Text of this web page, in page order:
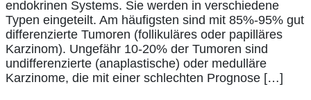
endokrinen Systems. Sie werden in verschiedene
Typen eingeteilt. Am häufigsten sind mit 85%-95% gut
differenzierte Tumoren (follikuläres oder papilläres
Karzinom). Ungefähr 10-20% der Tumoren sind
undifferenzierte (anaplastische) oder medulläre
Karzinome, die mit einer schlechten Prognose […]